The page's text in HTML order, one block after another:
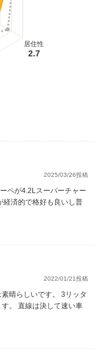
居住性
2.7
2025/03/26投稿
ペが4.2Lスーパーチャー
経済的で格好も良いし普
2022/01/21投稿
晴らしいです。 3リッタ
。 直線は決して速い車